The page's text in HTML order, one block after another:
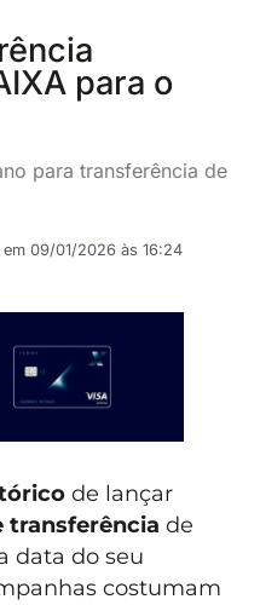
para o
para transferência de
em09/01/2026 às 16:24
de lançar
transferênciade
data do seu
costumam